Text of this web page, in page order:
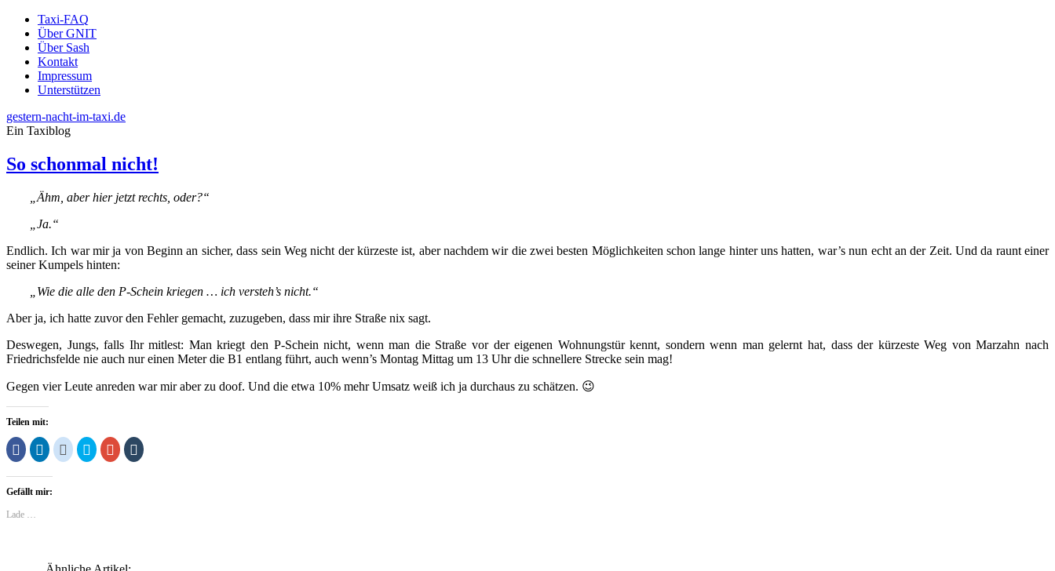
Taxi-FAQ
Über GNIT
Über Sash
Kontakt
Impressum
Unterstützen
gestern-nacht-im-taxi.de
Ein Taxiblog
So schonmal nicht!
„Ähm, aber hier jetzt rechts, oder?“
„Ja.“
Endlich. Ich war mir ja von Beginn an sicher, dass sein Weg nicht der kürzeste ist, aber nachdem wir die zwei besten Möglichkeiten schon lange hinter uns hatten, war’s nun echt an der Zeit. Und da raunt einer
seiner Kumpels hinten:
„Wie die alle den P-Schein kriegen … ich versteh’s nicht.“
Aber ja, ich hatte zuvor den Fehler gemacht, zuzugeben, dass mir ihre Straße nix sagt.
Deswegen, Jungs, falls Ihr mitlest: Man kriegt den P-Schein nicht, wenn man die Straße vor der eigenen Wohnungstür kennt, sondern wenn man gelernt hat, dass der kürzeste Weg von Marzahn nach
Friedrichsfelde nie auch nur einen Meter die B1 entlang führt, auch wenn’s Montag Mittag um 13 Uhr die schnellere Strecke sein mag!
Gegen vier Leute anreden war mir aber zu doof. Und die etwa 10% mehr Umsatz weiß ich ja durchaus zu schätzen. 😉
Teilen mit:
Klick,
um
Facebook
teilen
in
neuem
Klick,
um
LinkedIn
teilen
Klick,
um
Klick,
um
über
Zum
Teilen
Klick,
um
Gefällt mir:
Lade …